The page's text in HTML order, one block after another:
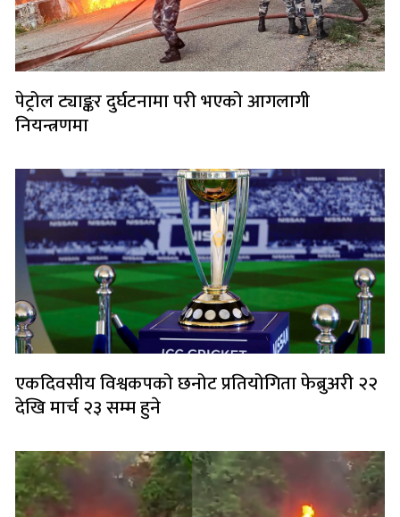
पेट्रोल ट्याङ्कर दुर्घटनामा परी भएको आगलागी
नियन्त्रणमा
एकदिवसीय विश्वकपको छनोट प्रतियोगिता फेब्रुअरी २२
देखि मार्च २३ सम्म हुने